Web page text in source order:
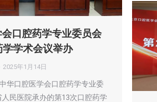
口腔药学专业委员会
学术会议举办
2025年1月14日
华口腔医学会口腔药学专业委
民医院承办的第13次口腔药学